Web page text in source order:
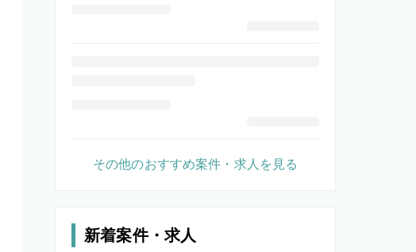
その他のおすすめ案件・求人を見る
新着案件・求人